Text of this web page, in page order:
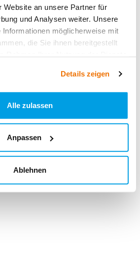
Website an unsere Partner für
und Analysen weiter. Unsere
Informationen möglicherweise mit
die Sie ihnen bereitgestellt
Details zeigen
Alle zulassen
Anpassen
Ablehnen